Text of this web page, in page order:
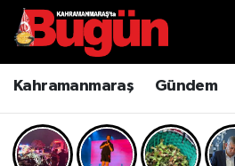
Kahramanmaraş Gündem
Kahramanmaraş
Kahramanmaraş Sokak
Bilim ve Teknoloji
Kahramanmaraş Nöbetçi
Kahramanmaraş Hava
Kahramanmaraş Namaz